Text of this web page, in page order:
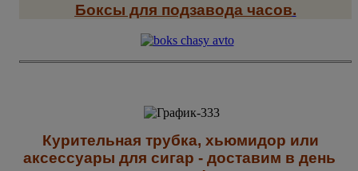
Боксы для подзавода часов.
Курительная трубка, хьюмидор или
аксессуары для сигар - доставим в день